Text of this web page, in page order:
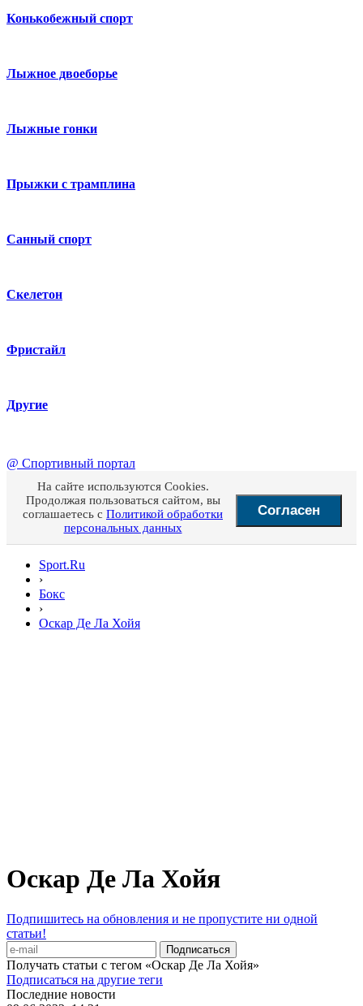
Конькобежный спорт
Лыжное двоеборье
Лыжные гонки
Прыжки с трамплина
Санный спорт
Скелетон
Фристайл
Другие
@ Спортивный портал
На сайте используются Cookies.
Продолжая пользоваться сайтом, вы
соглашаетесь с Политикой обработки
персональных данных
Согласен
Sport.Ru
›
Бокс
›
Оскар Де Ла Хойя
Оскар Де Ла Хойя
Подпишитесь на обновления и не пропустите ни одной
статьи!
Получать статьи с тегом «Оскар Де Ла Хойя»
Подписаться на другие теги
Последние новости